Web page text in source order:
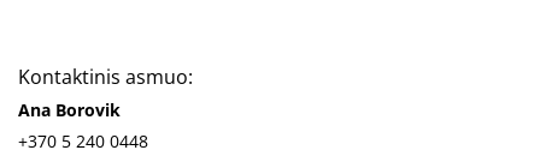
Kontaktinis asmuo:
Ana Borovik
+370 5 240 0448